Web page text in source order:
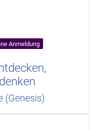
Anmeldung
(Genesis)